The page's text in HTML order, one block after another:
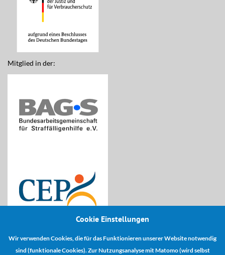
Cookie Einstellungen
Wir verwenden Cookies, die für das Funktionieren unserer Website notwendig
sind (funktionale Cookies). Zur Nutzungsanalyse mit Matomo (wird selbst
Mitglied in der:
Kooperationspartner: